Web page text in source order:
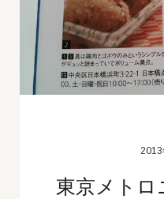
東京メトロ